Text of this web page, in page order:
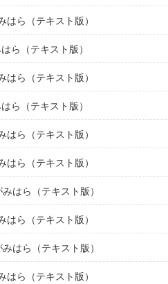
ら（テキスト版）
ら（テキスト版）
ら（テキスト版）
ら（テキスト版）
ら（テキスト版）
ら（テキスト版）
はら（テキスト版）
ら（テキスト版）
はら（テキスト版）
ら（テキスト版）